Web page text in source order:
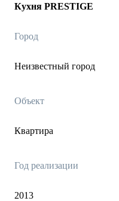
Кухня PRESTIGE
Город
Неизвестный город
Объект
Квартира
Год реализации
2013